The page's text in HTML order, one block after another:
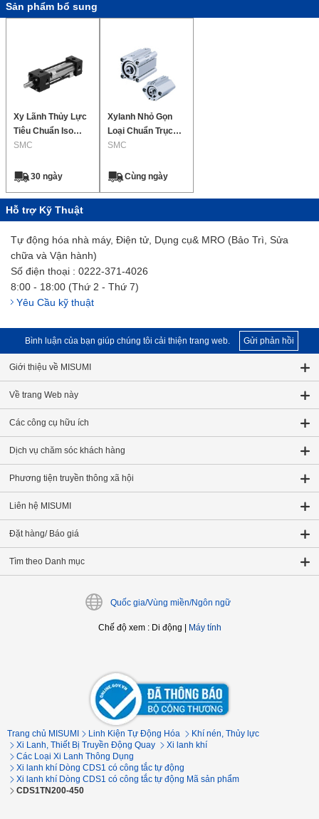
Sản phẩm bổ sung
Xy Lãnh Thủy Lực
Tiêu Chuẩn Iso
Dòng Chsg
SMC
30 ngày
Xylanh Nhỏ Gọn
Loại Chuẩn Trục
Đơn 2 Chiều Dòng
SMC
Cùng ngày
Hỗ trợ Kỹ Thuật
Tự động hóa nhà máy, Điện tử, Dụng cụ& MRO (Bảo Trì, Sửa
chữa và Vận hành)
Số điện thoại : 0222-371-4026
8:00 - 18:00 (Thứ 2 - Thứ 7)
Yêu Cầu kỹ thuật
Bình luận của bạn giúp chúng tôi cải thiện trang web. Gửi phản hồi
Giới thiệu về MISUMI
Về trang Web này
Các công cụ hữu ích
Dịch vụ chăm sóc khách hàng
Phương tiện truyền thông xã hội
Liên hệ MISUMI
Đặt hàng/ Báo giá
Tìm theo Danh mục
Quốc gia/Vùng miền/Ngôn ngữ
Chế độ xem: Di động Máy tính
Trang chủ MISUMI Linh Kiện Tự Động Hóa
Khí nén, Thủy lực
Xi Lanh, Thiết Bị Truyền Động Quay
Xi lanh khí
Các Loại Xi Lanh Thông Dụng
Xi lanh khí Dòng CDS1 có công tắc tự động
Xi lanh khí Dòng CDS1 có công tắc tự động Mã sản phẩm
CDS1TN200-450